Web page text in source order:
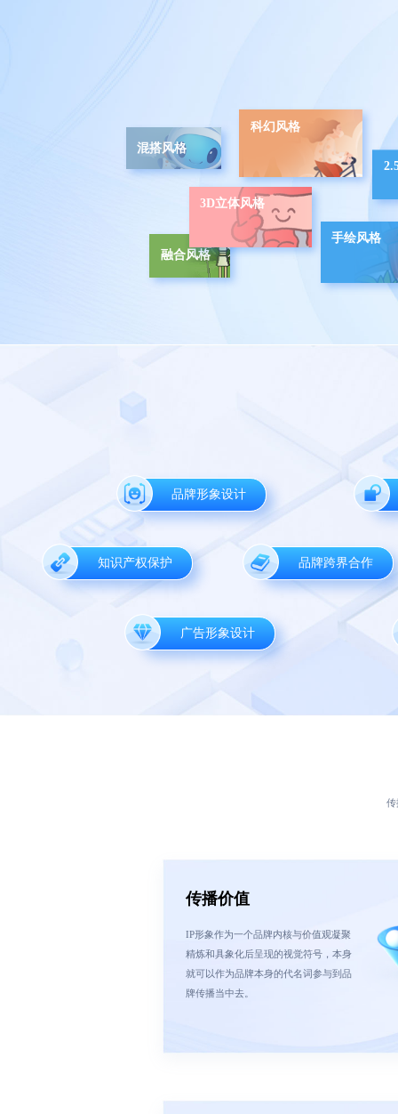
融合风格
3D立体风格
手绘风格
混搭风格
科幻风格
品牌形象设计
知识产权保护 品牌跨界合作
广告形象设计
传
传播价值
IP形象作为一个品牌内核与价值观凝聚
精炼和具象化后呈现的视觉符号，本身
就可以作为品牌本身的代名词参与到品
牌传播当中去。